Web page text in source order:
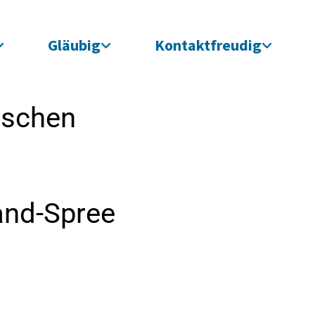
Gläubig Kontaktfreudig
Spree